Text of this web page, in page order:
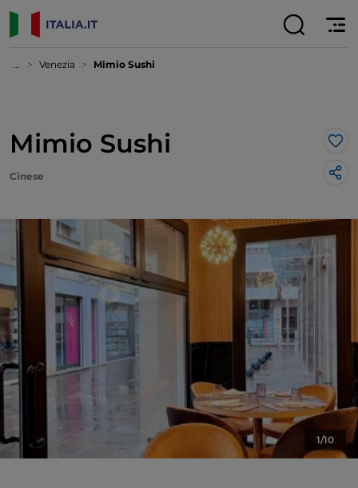
... Venezia Mimio Sushi
Mimio Sushi
Cinese
1/10